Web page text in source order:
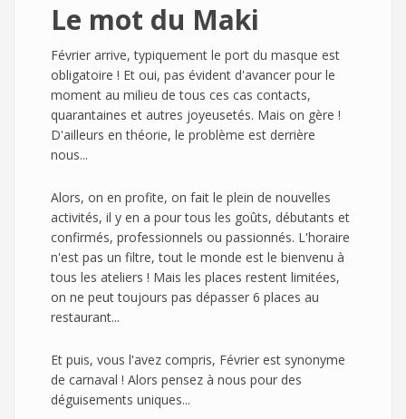
Le mot du Maki
Février arrive, typiquement le port du masque est
obligatoire ! Et oui, pas évident d'avancer pour le
moment au milieu de tous ces cas contacts,
quarantaines et autres joyeusetés. Mais on gère !
D'ailleurs en théorie, le problème est derrière
nous...
Alors, on en profite, on fait le plein de nouvelles
activités, il y en a pour tous les goûts, débutants et
confirmés, professionnels ou passionnés. L'horaire
n'est pas un filtre, tout le monde est le bienvenu à
tous les ateliers ! Mais les places restent limitées,
on ne peut toujours pas dépasser 6 places au
restaurant...
Et puis, vous l'avez compris, Février est synonyme
de carnaval ! Alors pensez à nous pour des
déguisements uniques...